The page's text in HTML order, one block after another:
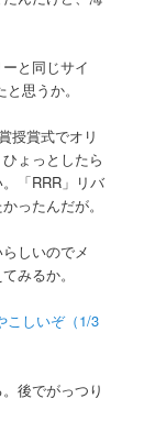
と同じサイ
思うか。
授賞式でオリ
ょっとしたら
「RRR」リバ
ったんだが。
しいのでメ
みるか。
しいぞ（1/3
後でがっつり